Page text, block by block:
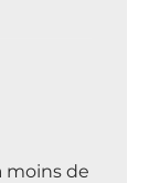
moins de